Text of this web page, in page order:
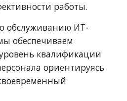
работы.
обслуживанию ИТ-
обеспечиваем
квалификации
ориентируясь